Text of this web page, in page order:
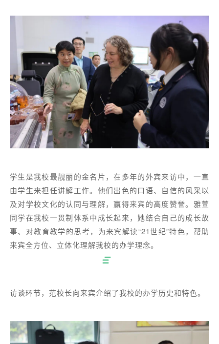
学生是我校最靓丽的金名片，在多年的外宾来访中，一直
由学生来担任讲解工作。他们出色的口语、自信的风采以
及对学校文化的认同与理解，赢得来宾的高度赞誉。雅萱
同学在我校一贯制体系中成长起来，她结合自己的成长故
事、对教育教学的思考，为来宾解读“21世纪”特色，帮助
来宾全方位、立体化理解我校的办学理念。
访谈环节，范校长向来宾介绍了我校的办学历史和特色。